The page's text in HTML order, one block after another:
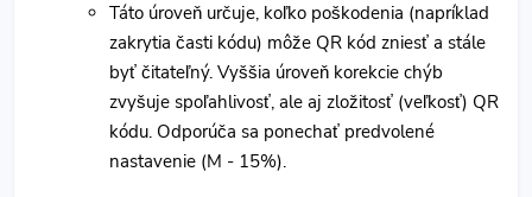
Táto úroveň určuje, koľko poškodenia (napríklad
zakrytia časti kódu) môže QR kód zniesť a stále
byť čitateľný. Vyššia úroveň korekcie chýb
zvyšuje spoľahlivosť, ale aj zložitosť (veľkosť) QR
kódu. Odporúča sa ponechať predvolené
nastavenie (M - 15%).